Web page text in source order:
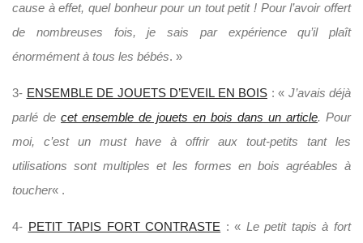
cause à effet, quel bonheur pour un tout petit ! Pour l’avoir offert
de nombreuses fois, je sais par expérience qu’il plaît
énormément à tous les bébés. »
3- ENSEMBLE DE JOUETS D’EVEIL EN BOIS : « J’avais déjà
parlé de cet ensemble de jouets en bois dans un article. Pour
moi, c’est un must have à offrir aux tout-petits tant les
utilisations sont multiples et les formes en bois agréables à
toucher« .
4- PETIT TAPIS FORT CONTRASTE : « Le petit tapis à fort